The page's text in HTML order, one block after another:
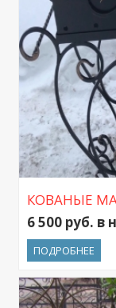
КОВАНЫЕ
6 500 руб. в
ПОДРОБНЕЕ